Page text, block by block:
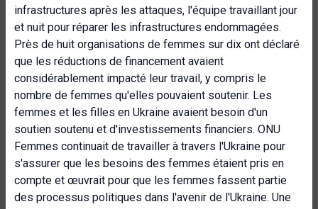
infrastructures après les attaques, l'équipe travaillant jour
et nuit pour réparer les infrastructures endommagées.
Près de huit organisations de femmes sur dix ont déclaré
que les réductions de financement avaient
considérablement impacté leur travail, y compris le
nombre de femmes qu'elles pouvaient soutenir. Les
femmes et les filles en Ukraine avaient besoin d'un
soutien soutenu et d'investissements financiers. ONU
Femmes continuait de travailler à travers l'Ukraine pour
s'assurer que les besoins des femmes étaient pris en
compte et œuvrait pour que les femmes fassent partie
des processus politiques dans l'avenir de l'Ukraine. Une